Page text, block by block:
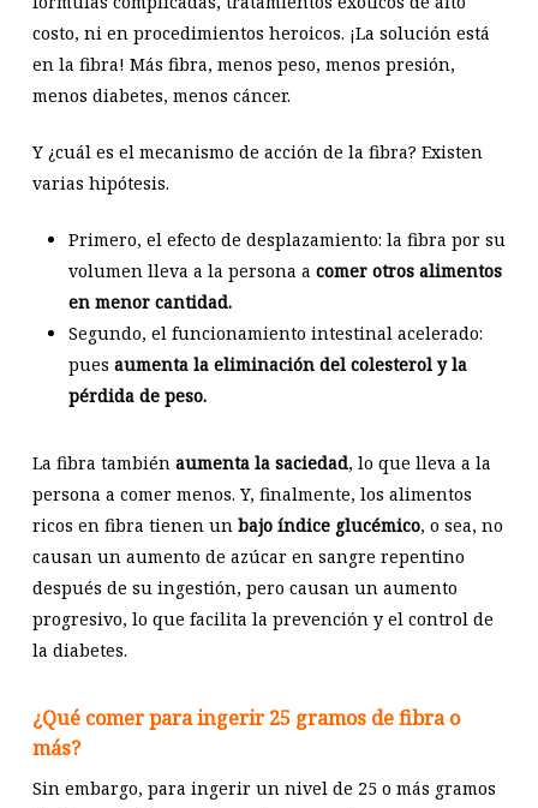
costo, ni en procedimientos heroicos. ¡La solución está
en la fibra! Más fibra, menos peso, menos presión,
menos diabetes, menos cáncer.
Y ¿cuál es el mecanismo de acción de la fibra? Existen
varias hipótesis.
Primero, el efecto de desplazamiento: la fibra por su
volumen lleva a la persona a comer otros alimentos
en menor cantidad.
Segundo, el funcionamiento intestinal acelerado:
pues aumenta la eliminación del colesterol y la
pérdida de peso.
La fibra también aumenta la saciedad, lo que lleva a la
persona a comer menos. Y, finalmente, los alimentos
ricos en fibra tienen un bajo índice glucémico, o sea, no
causan un aumento de azúcar en sangre repentino
después de su ingestión, pero causan un aumento
progresivo, lo que facilita la prevención y el control de
la diabetes.
¿Qué comer para ingerir 25 gramos de fibra o
más?
Sin embargo, para ingerir un nivel de 25 o más gramos